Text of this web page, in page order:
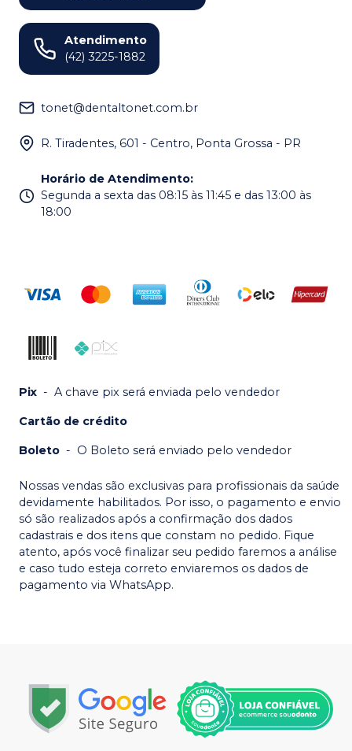
Atendimento
(42) 3225-1882
tonet@dentaltonet.com.br
R. Tiradentes, 601 - Centro, Ponta Grossa - PR
Horário de Atendimento:
Segunda a sexta das 08:15 às 11:45 e das 13:00 às
18:00
Pix - A chave pix será enviada pelo vendedor
Cartão de crédito
Boleto - O Boleto será enviado pelo vendedor
Nossas vendas são exclusivas para profissionais da saúde
devidamente habilitados. Por isso, o pagamento e envio
só são realizados após a confirmação dos dados
cadastrais e dos itens que constam no pedido. Fique
atento, após você finalizar seu pedido faremos a análise
e caso tudo esteja correto enviaremos os dados de
pagamento via WhatsApp.